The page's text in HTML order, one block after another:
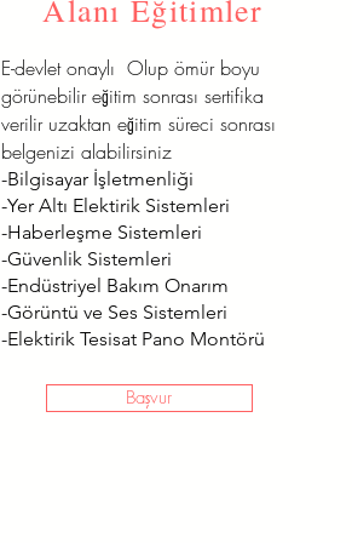
Alanı Eğitimler
E-devlet onaylı Olup ömür boyu
görünebilir eğitim sonrası sertifika
verilir uzaktan eğitim süreci sonrası
belgenizi alabilirsiniz
-Bilgisayar İşletmenliği
-Yer Altı Elektirik Sistemleri
-Haberleşme Sistemleri
-Güvenlik Sistemleri
-Endüstriyel Bakım Onarım
-Görüntü ve Ses Sistemleri
-Elektirik Tesisat Pano Montörü
Başvur